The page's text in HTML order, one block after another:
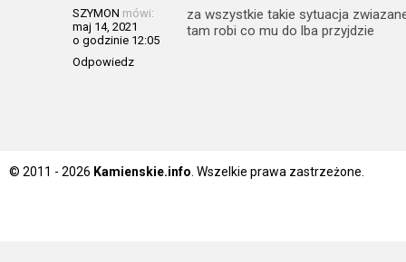
SZYMON mówi:
maj 14, 2021
o godzinie 12:05
Odpowiedz
za wszystkie takie sytuacja
tam robi co mu do lba przyjdzie
© 2011 - 2026 Kamienskie.info . Wszelkie prawa zastrzeżone.